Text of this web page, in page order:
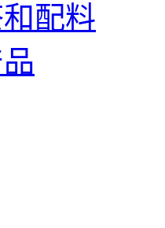
配料